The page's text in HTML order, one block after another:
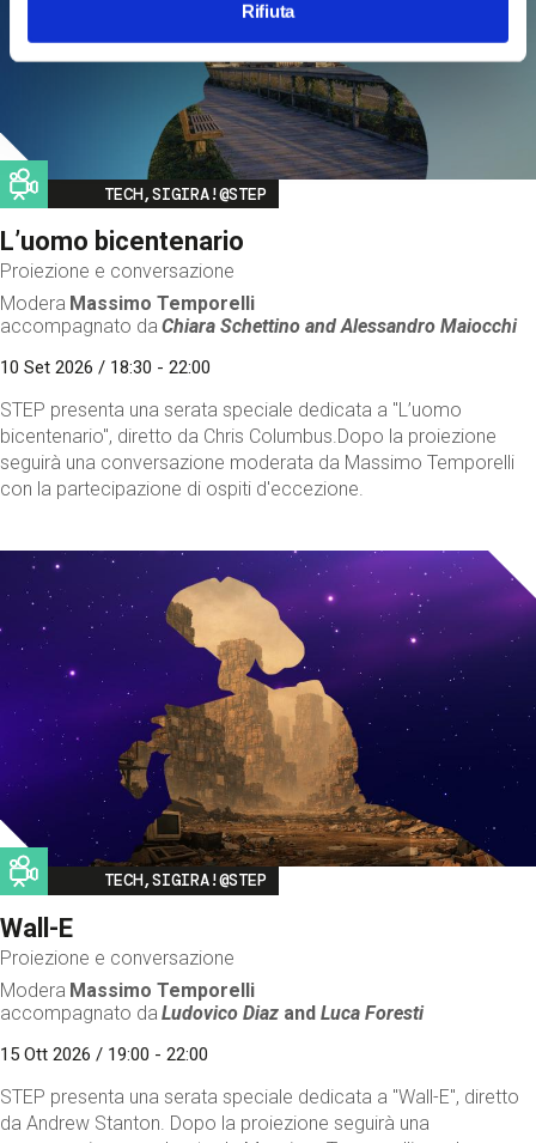
Rifiuta
Image
TECH,SIGIRA!@STEP
L’uomo bicentenario
Proiezione e conversazione
Modera Massimo Temporelli
accompagnato da Chiara Schettino andAlessandro Maiocchi
10 Set 2026 / 18:30 - 22:00
STEP presenta una serata speciale dedicata a "L’uomo
bicentenario", diretto da Chris Columbus.Dopo la proiezione
seguirà una conversazione moderata da Massimo Temporelli
con la partecipazione di ospiti d'eccezione.
Image
TECH,SIGIRA!@STEP
Wall-E
Proiezione e conversazione
Modera Massimo Temporelli
accompagnato da Ludovico Diaz andLuca Foresti
15 Ott 2026 / 19:00 - 22:00
STEP presenta una serata speciale dedicata a "Wall-E", diretto
da Andrew Stanton. Dopo la proiezione seguirà una